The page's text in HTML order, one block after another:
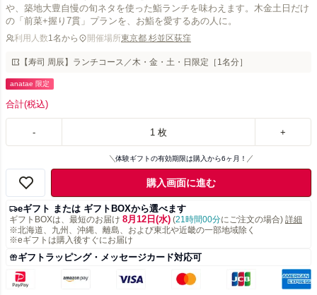
や、築地大豊自慢の旬ネタを使った鮨ランチを味わえます。木金土日だけ
の「前菜+握り7貫」プランを、お鮨を愛するあの人に。
利用人数1名から 開催場所東京都 杉並区荻窪
【寿司 周辰】ランチコース／木・金・土・日限定［1名分］
anatae 限定
合計(税込)
- 1 枚 +
体験ギフトの有効期限は購入から6ヶ月！
購入画面に進む
eギフト または ギフトBOXから選べます
ギフトBOXは、最短のお届け 8月12日(水) (21時間00分にご注文の場合) 詳細
※北海道、九州、沖縄、離島、および東北や近畿の一部地域除く
※eギフトは購入後すぐにお届け
ギフトラッピング・メッセージカード対応可